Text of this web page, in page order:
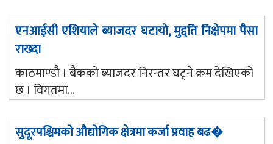
एनआईसी एशियाले ब्याजदर घटायो, मुद्दति निक्षेपमा पैसा
राख्दा
काठमाण्डौ । बैंकको ब्याजदर निरन्तर घट्ने क्रम देखिएको
छ । विगतमा...
सुदूरपश्चिमको औद्योगिक क्षेत्रमा कर्जा प्रवाह बढ�